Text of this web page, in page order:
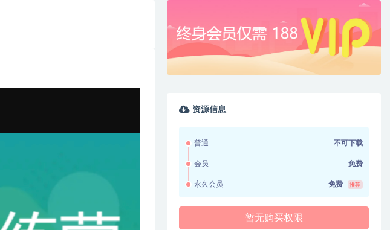
资源信息
普通 不可下载
会员 免费
永久会员 免费 推荐
暂无购买权限